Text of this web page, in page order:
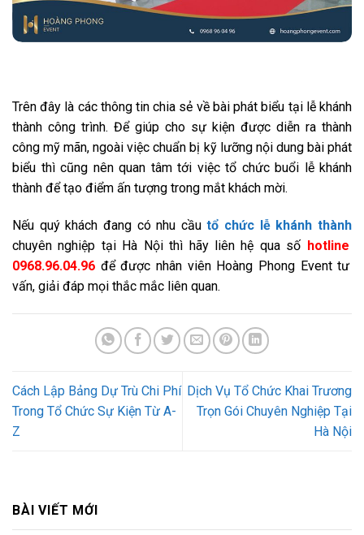
Trên đây là các thông tin chia sẻ về bài phát biểu tại lễ khánh
thành công trình. Để giúp cho sự kiện được diễn ra thành
công mỹ mãn, ngoài việc chuẩn bị kỹ lưỡng nội dung bài phát
biểu thì cũng nên quan tâm tới việc tổ chức buổi lễ khánh
thành để tạo điểm ấn tượng trong mắt khách mời.
Nếu quý khách đang có nhu cầu tổ chức lễ khánh thành
chuyên nghiệp tại Hà Nội thì hãy liên hệ qua số hotline
0968.96.04.96 để được nhân viên Hoàng Phong Event tư
vấn, giải đáp mọi thắc mắc liên quan.
Cách Lập Bảng Dự Trù Chi Phí
Trong Tổ Chức Sự Kiện Từ A-
Z
Dịch Vụ Tổ Chức Khai Trương
Trọn Gói Chuyên Nghiệp Tại
Hà Nội
BÀI VIẾT MỚI